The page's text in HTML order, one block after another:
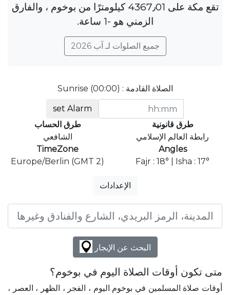
تقع مكة على 4367٫01 كيلومترًا من بوخوم ، والفارق
الزمني هو ؜-1 ساعة.
جميع الصلوات لـ آب 2026
الصلاة القادمة : Sunrise (00:00)
set Alarm
طرق قانونية
رابطة العالم الإسلامي
طرق الحساب
الشافعي
Angles
Fajr : 18° | Isha : 17°
TimeZone
Europe/Berlin (GMT 2)
الإعدادات
البحث عن الإيجار
متى تكون أوقات الصلاة اليوم في بوخوم؟
أوقات صلاة المسلمين في بوخوم اليوم ، الفجر ، الظهر ، العصر ،